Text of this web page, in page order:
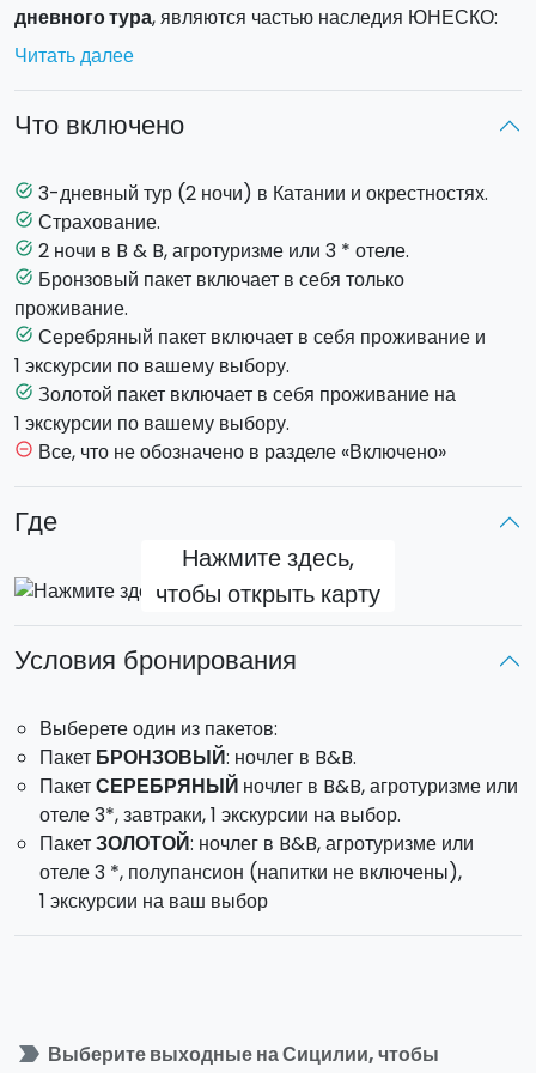
дневного тура, являются частью наследия ЮНЕСКО:
греческие руины
действующий вулкан в Европе и изумительное
активности:
КАТАНИЯ
На протяжении веков Катания переживала
доминирования различных народов, она была
разрушена и восстановлена 7 раз после землетрясений
и извержений вулканов. Исторический центр Катании,
богатый церквями, площадями и памятниками, с 2002
года является частью наследия ЮНЕСКО благодаря
своему красивому стилю барокко. Откройте для себя
исторического центра Катании; экскурсия на лодке по
побережью Ачитрецца; кулинарные курсы; экскурсия с
гидом-вулканологом на гору Этна (1,10 часа от Катании).
Этна - величественный действующий вулкан,
доминирующий над островом с высоты 3.350 метров.
По сей день его извержения очаровывают и
продолжают изменять окружающий ландшафт.
Выбирите чем бы вы хотели заняться на Этне:
Джип тур
Поездка по канатной дороге на высоту 2900 м
Горный велосипедный тур
Трекинг
Дегустация вин на винодельне
Частный тур на вертолете
аристократов и художников, которые на протяжении
Читать далее
Что включено
task_alt 3-дневный тур (2 ночи) в Катании и окрестностях.
task_alt Страхование.
task_alt 2 ночи в B & B, агротуризме или 3 * отеле.
task_alt Бронзовый пакет включает в себя только
проживание.
task_alt Серебряный пакет включает в себя проживание и
1 экскурсии по вашему выбору.
task_alt Золотой пакет включает в себя проживание на
1 экскурсии по вашему выбору.
remove_circle_outline Все, что не обозначено в разделе «Включено»
Где
Нажмите здесь,
чтобы открыть карту
Условия бронирования
Выберете один из пакетов:
Пакет БРОНЗОВЫЙ: ночлег в B&B.
ПакетСЕРЕБРЯНЫЙ ночлег в B&B, агротуризме или
отеле 3*, завтраки, 1 экскурсии на выбор.
ПакетЗОЛОТОЙ: ночлег в B&B, агротуризме или
отеле 3 *, полупансион (напитки не включены),
1 экскурсии на ваш выбор
label_important Выберите выходные на Сицилии, чтобы